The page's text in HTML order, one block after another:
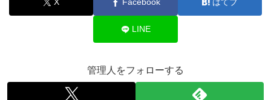
X Facebook はてブ
LINE
管理人をフォローする